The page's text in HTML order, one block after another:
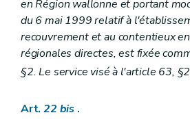
en Région wallonne et portant
du 6 mai 1999 relatif à
recouvrement et au contentieux
régionales directes, est fixée
§2. Le service visé à l'article 63,
Art.22 bis .